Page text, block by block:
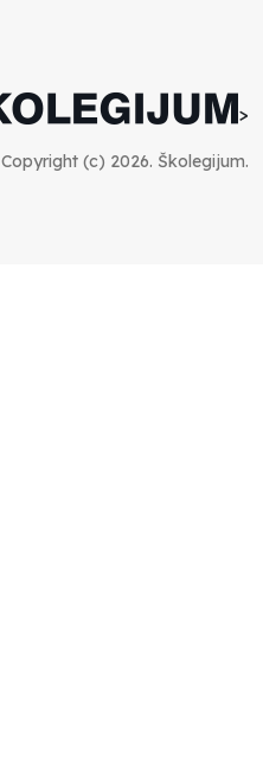
>
Copyright (c) 2026. Školegijum.